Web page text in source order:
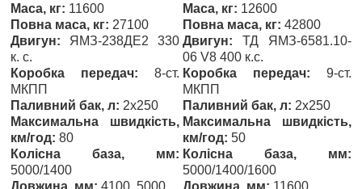
Маса, кг: 11600
Повна маса, кг: 27100
Двигун: ЯМЗ-238ДЕ2 330
к. с.
Коробка передач: 8-ст.
МКПП
Паливний бак, л: 2х250
Максимальна швидкість,
км/год: 80
Колісна база, мм:
5000/1400
Довжина, мм: 4100..5000
Маса, кг: 12600
Повна маса, кг: 42800
Двигун: ТД ЯМЗ-6581.10-
06 V8 400 к.с.
Коробка передач: 9-ст.
МКПП
Паливний бак, л: 2х250
Максимальна швидкість,
км/год: 50
Колісна база, мм:
5000/1400/1600
Довжина, мм: 11600